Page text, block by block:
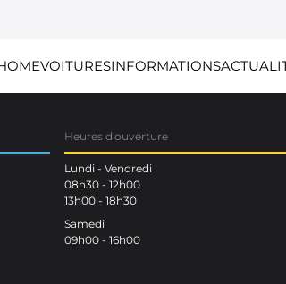
VOITURESINFORMATIONS
Heures d'ouverture
Lundi - Vendredi
08h30 - 12h00
13h00 - 18h30
Samedi
09h00 - 16h00